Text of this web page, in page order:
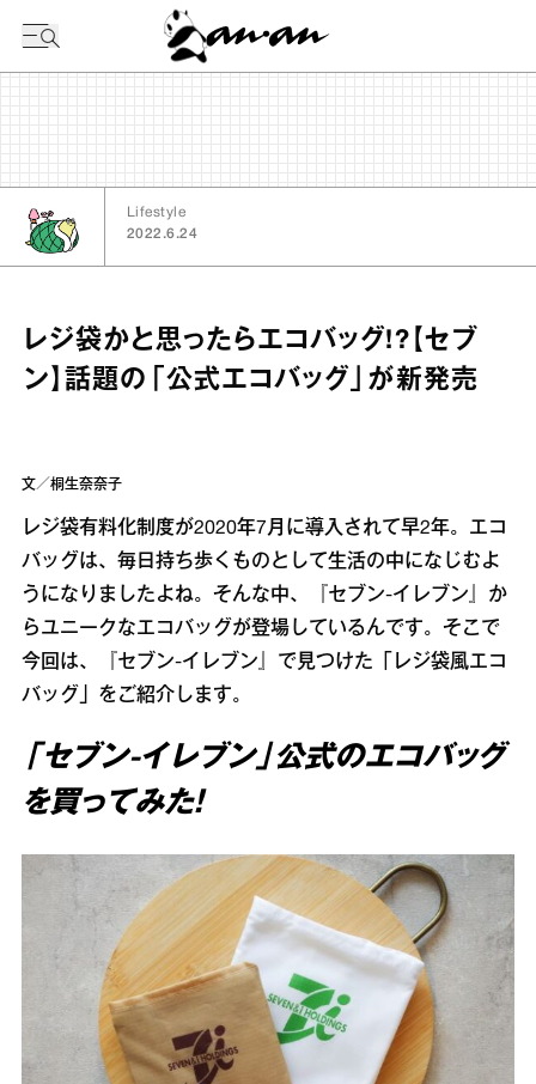
Lifestyle
2022.6.24
レジ袋かと思ったらエコバッグ!?【セブ
ン】話題の「公式エコバッグ」が新発売
文／桐生奈奈子
レジ袋有料化制度が2020年7月に導入されて早2年。エコ
バッグは、毎日持ち歩くものとして生活の中になじむよ
うになりましたよね。そんな中、『セブン‐イレブン』か
らユニークなエコバッグが登場しているんです。そこで
今回は、『セブン‐イレブン』で見つけた「レジ袋風エコ
バッグ」をご紹介します。
「セブン‐イレブン」公式のエコバッグ
を買ってみた！